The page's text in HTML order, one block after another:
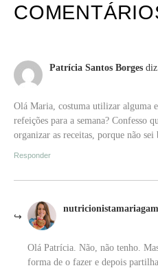
Patrícia Santos Borges
Olá Maria, costuma utilizar alguma
refeições para a semana? Confesso
organizar as receitas, porque não
Responder
Olá Patrícia. Não, não tenho.
forma de o fazer e depois